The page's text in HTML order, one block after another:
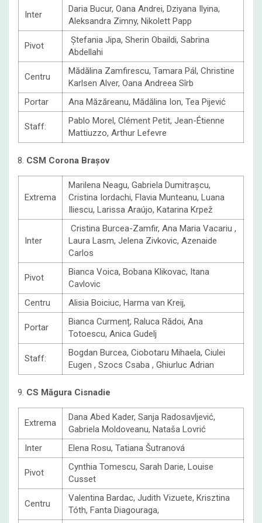
Inter
Daria Bucur, Oana Andrei, Dziyana Ilyina,
Aleksandra Zimny, Nikolett Papp
Pivot
Ștefania Jipa, Sherin Obaildi, Sabrina
Abdellahi
Centru
Mădălina Zamfirescu, Tamara Pál, Christine
Karlsen Alver, Oana Andreea Sîrb
Portar
Ana Măzăreanu, Mădălina Ion, Tea Pijević
Staff:
Pablo Morel, Clément Petit, Jean-Étienne
Mattiuzzo, Arthur Lefevre
8. CSM Corona Brașov
Extrema
Marilena Neagu, Gabriela Dumitrașcu,
Cristina Iordachi, Flavia Munteanu, Luana
Iliescu, Larissa Araújo, Katarina Krpež
Inter
Cristina Burcea-Zamfir, Ana Maria Vacariu ,
Laura Lasm, Jelena Zivkovic, Azenaide
Carlos
Pivot
Bianca Voica, Bobana Klikovac, Itana
Cavlovic
Centru
Alisia Boiciuc, Harma van Kreij,
Portar
Bianca Curmenț, Raluca Rădoi, Ana
Totoescu, Anica Gudelj
Staff:
Bogdan Burcea, Ciobotaru Mihaela, Ciulei
Eugen , Szocs Csaba , Ghiurluc Adrian
9. CS Măgura Cisnadie
Extrema
Dana Abed Kader, Sanja Radosavljević,
Gabriela Moldoveanu, Nataša Lovrić
Inter
Elena Rosu, Tatiana Šutranová
Pivot
Cynthia Tomescu, Sarah Darie, Louise
Cusset
Centru
Valentina Bardac, Judith Vizuete, Krisztina
Tóth, Fanta Diagouraga,